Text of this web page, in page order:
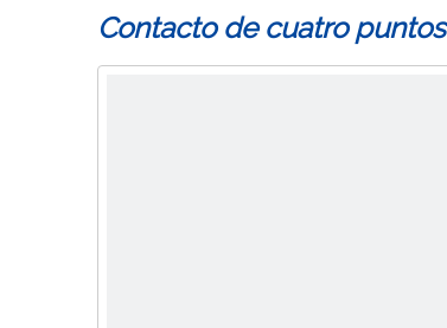
Contacto de cuatro puntos